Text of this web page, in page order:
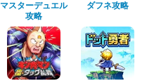
マスターデュエル
攻略
ダフネ攻略